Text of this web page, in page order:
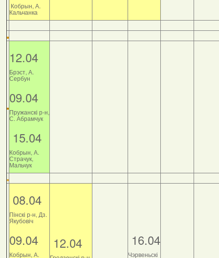
Кобрын, А.
Кальчанка
12.04
Брэст, А.
Сербун
09.04
Пружанскі р-н,
С. Абрамчук
15.04
Кобрын, А.
Страчук,
Мальчук
08.04
Пінскі р-н, Дз.
Якубовіч
09.04
Кобрын, А.
12.04 16.04
Чэрвеньскі